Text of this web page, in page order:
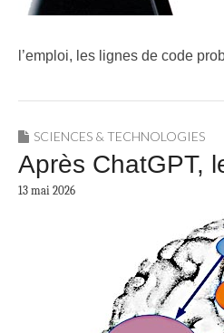
l’emploi, les lignes de code
SCIENCES & TECHNOLOGIES
Après ChatGPT,
13 mai 2026